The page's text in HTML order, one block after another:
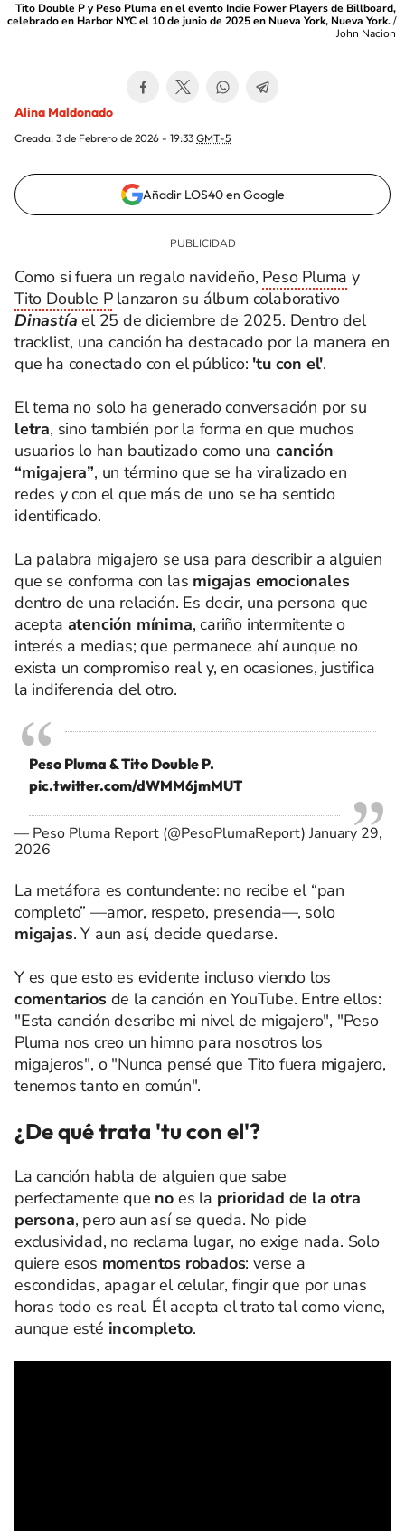
Tito Double P y Peso Pluma en el evento Indie Power Players de Billboard,
celebrado en Harbor NYC el 10 de junio de 2025 en Nueva York, Nueva York./
John Nacion
Alina Maldonado
Creada: 3 de Febrero de 2026 - 19:33 GMT-5
Añadir LOS40 en Google
Como si fuera un regalo navideño, Peso Pluma y
Tito Double Planzaron su álbum colaborativo
Dinastía el 25 de diciembre de 2025. Dentro del
tracklist, una canción ha destacado por la manera en
que ha conectado con el público: 'tu con el'.
El tema no solo ha generado conversación por su
letra, sino también por la forma en que muchos
usuarios lo han bautizado como unacanción
“migajera”, un término que se ha viralizado en
redes y con el que más de uno se ha sentido
identificado.
La palabra migajero se usa para describir a alguien
que se conforma con las migajas emocionales
dentro de una relación. Es decir, una persona que
acepta atención mínima, cariño intermitente o
interés a medias; que permanece ahí aunque no
exista un compromiso real y, en ocasiones, justifica
la indiferencia del otro.
Peso Pluma & Tito Double P.
pic.twitter.com/dWMM6jmMUT
— Peso Pluma Report (@PesoPlumaReport)January 29,
2026
La metáfora es contundente: no recibe el “pan
completo” —amor, respeto, presencia—, solo
migajas. Y aun así, decide quedarse.
Y es que esto es evidente incluso viendo los
comentariosde la canción en YouTube. Entre ellos:
"Esta canción describe mi nivel de migajero", "Peso
Pluma nos creo un himno para nosotros los
migajeros", o "Nunca pensé que Tito fuera migajero,
tenemos tanto en común".
¿De qué trata 'tu con el'?
La canción habla de alguien que sabe
perfectamente que no es la prioridad de la otra
persona, pero aun así se queda. No pide
exclusividad, no reclama lugar, no exige nada. Solo
quiere esos momentos robados: verse a
escondidas, apagar el celular, fingir que por unas
horas todo es real. Él acepta el trato tal como viene,
aunque esté incompleto.